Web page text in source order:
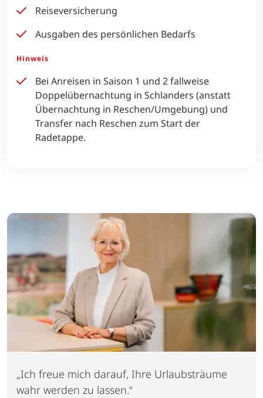
Reiseversicherung
Ausgaben des persönlichen Bedarfs
Hinweis
Bei Anreisen in Saison 1 und 2 fallweise
Doppelübernachtung in Schlanders (anstatt
Übernachtung in Reschen/Umgebung) und
Transfer nach Reschen zum Start der
Radetappe.
„Ich freue mich darauf, Ihre Urlaubsträume
wahr werden zu lassen.“